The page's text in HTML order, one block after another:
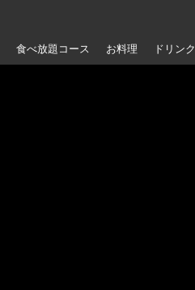
食べ放題コース お料理 ドリンク